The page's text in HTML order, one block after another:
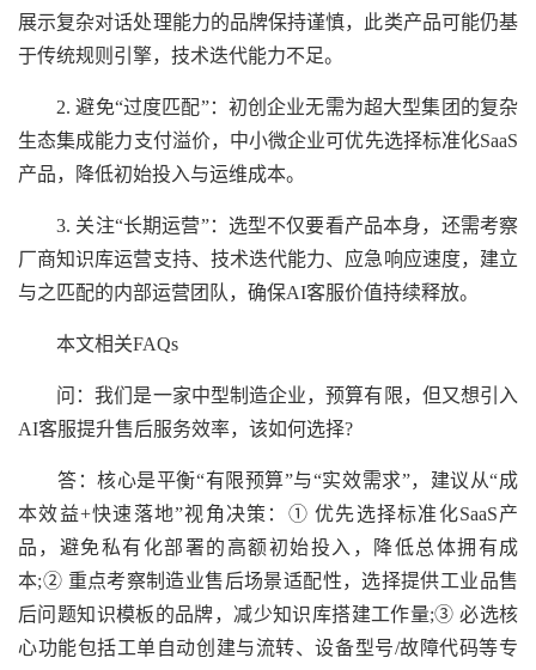
展示复杂对话处理能力的品牌保持谨慎，此类产品可能仍基
于传统规则引擎，技术迭代能力不足。
2. 避免“过度匹配”：初创企业无需为超大型集团的复杂
生态集成能力支付溢价，中小微企业可优先选择标准化SaaS
产品，降低初始投入与运维成本。
3. 关注“长期运营”：选型不仅要看产品本身，还需考察
厂商知识库运营支持、技术迭代能力、应急响应速度，建立
与之匹配的内部运营团队，确保AI客服价值持续释放。
本文相关FAQs
问：我们是一家中型制造企业，预算有限，但又想引入
AI客服提升售后服务效率，该如何选择?
答：核心是平衡“有限预算”与“实效需求”，建议从“成
本效益+快速落地”视角决策：① 优先选择标准化SaaS产
品，避免私有化部署的高额初始投入，降低总体拥有成
本;② 重点考察制造业售后场景适配性，选择提供工业品售
后问题知识模板的品牌，减少知识库搭建工作量;③ 必选核
心功能包括工单自动创建与流转、设备型号/故障代码等专